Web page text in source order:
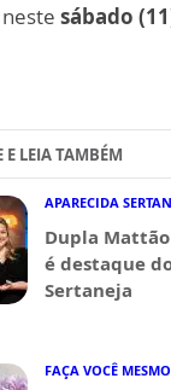
sábado
E LEIA TAMBÉM
APARECIDA
Dupla
é destaque
Sertaneja
FAÇA VOCÊ MESMO